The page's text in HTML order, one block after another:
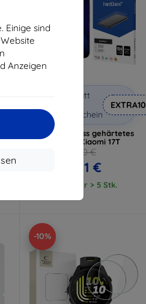
Einige sind
Anzeigen
Rabatt
Gutschein
EXTRA10
3mk HardGlass gehärtetes
Glas für Xiaomi 17T
9,90 €
8,91 €
Auf Lager > 5 Stk.
-10%